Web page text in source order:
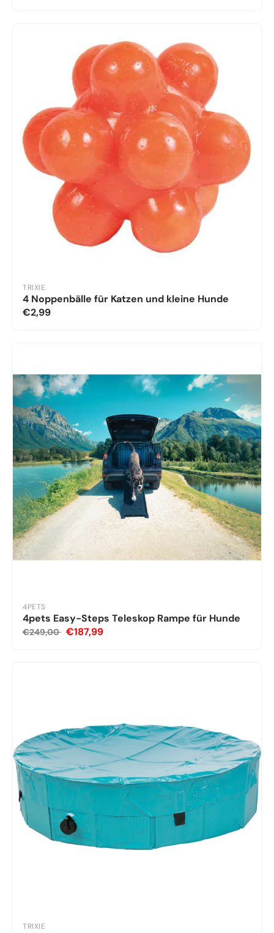
TRIXIE
4 Noppenbälle für Katzen und kleine Hunde
€2,99
4PETS
4pets Easy-Steps Teleskop Rampe für Hunde
€249,00 €187,99
TRIXIE